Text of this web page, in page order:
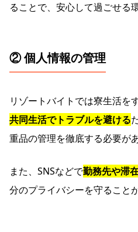
ることで、安心して過ごせる
② 個人情報の管理
リゾートバイトでは寮生活を
共同生活でトラブルを避ける
重品の管理を徹底する必要が
また、SNSなどで勤務先や滞
分のプライバシーを守ること